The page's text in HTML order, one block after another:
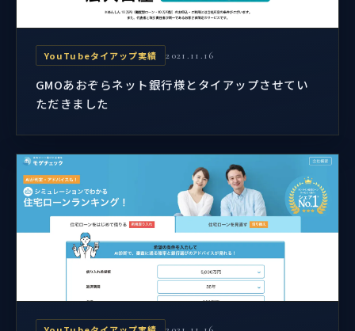
YouTubeタイアップ実績 2021.11.16
GMOあおぞらネット銀行様とタイアップさせてい
ただきました